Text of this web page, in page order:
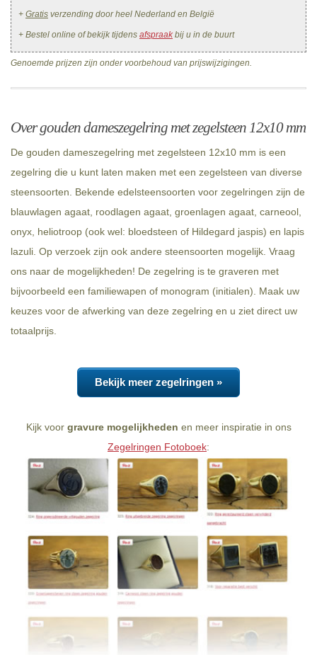
+ Gratis verzending door heel Nederland en België
+ Bestel online of bekijk tijdens afspraakbij u in de buurt
Genoemde prijzen zijn onder voorbehoud van prijswijzigingen.
Over gouden dameszegelring met zegelsteen 12x10 mm
De gouden dameszegelring met zegelsteen 12x10 mm is een
zegelring die u kunt laten maken met een zegelsteen van diverse
steensoorten. Bekende edelsteensoorten voor zegelringen zijn de
blauwlagen agaat, roodlagen agaat, groenlagen agaat, carneool,
onyx, heliotroop (ook wel: bloedsteen of Hildegard jaspis) en lapis
lazuli. Op verzoek zijn ook andere steensoorten mogelijk. Vraag
ons naar de mogelijkheden! De zegelring is te graveren met
bijvoorbeeld een familiewapen of monogram (initialen). Maak uw
keuzes voor de afwerking van deze zegelring en u ziet direct uw
totaalprijs.
Bekijk meer zegelringen »
Kijk voor gravure mogelijkheden en meer inspiratie in ons
Zegelringen Fotoboek: